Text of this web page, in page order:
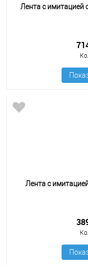
Лента с имитацией
Лента с